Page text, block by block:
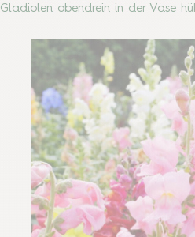
Gladiolen obendrein in der Vase